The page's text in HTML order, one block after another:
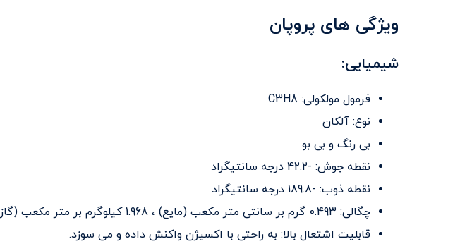
ویژگی های پروپان
شیمیایی:
فرمول مولکولی: C3H8
نوع: آلکان
بی رنگ و بی بو
نقطه جوش: -42.2 درجه سانتیگراد
نقطه ذوب: -189.8 درجه سانتیگراد
چگالی: 0.493 گرم بر سانتی متر مکعب (مایع) ، 1.968 کیلوگرم بر متر مکعب (گاز)
قابلیت اشتعال بالا: به راحتی با اکسیژن واکنش داده و می سوزد.